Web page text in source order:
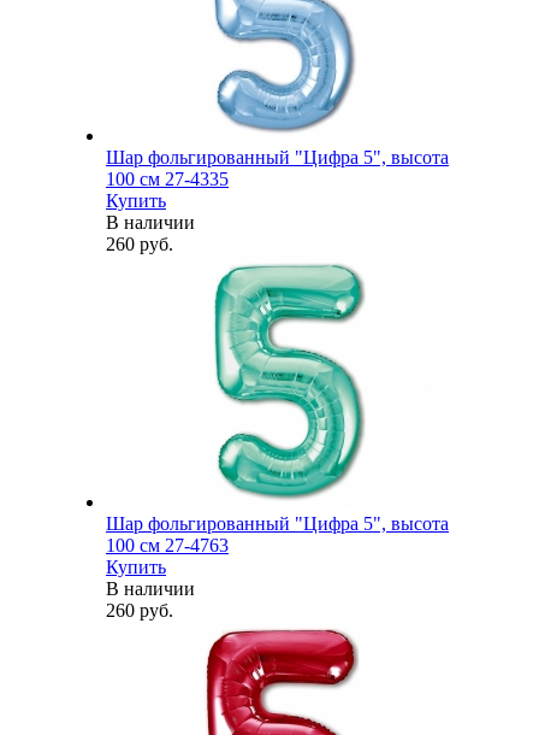
Шар фольгированный "Цифра 5", высота
100 см 27-4335
Купить
В наличии
260 руб.
Шар фольгированный "Цифра 5", высота
100 см 27-4763
Купить
В наличии
260 руб.